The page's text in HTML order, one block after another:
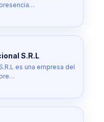
S.R.L
es una empresa del